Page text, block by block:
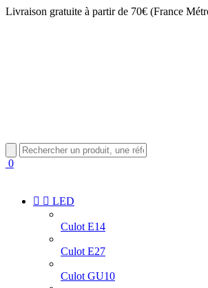
Livraison gratuite à partir de 70€ (France
0
  LED
Culot E14
Culot E27
Culot GU10